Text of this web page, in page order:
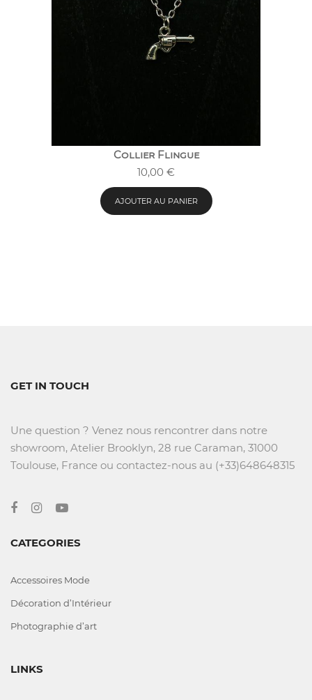
Collier Flingue
10,00 €
AJOUTER AU PANIER
GET IN TOUCH
Une question ? Venez nous rencontrer dans notre
showroom, Atelier Brooklyn, 28 rue Caraman, 31000
Toulouse, France ou contactez-nous au (+33)648648315
CATEGORIES
Accessoires Mode
Décoration d’Intérieur
Photographie d’art
LINKS